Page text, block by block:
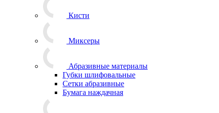
Кисти
Миксеры
Абразивные материалы
Губки шлифовальные
Сетки абразивные
Бумага наждачная